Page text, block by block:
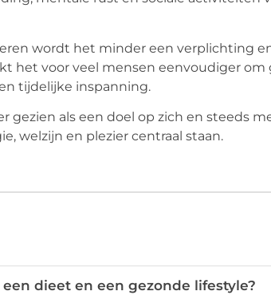
wordt het minder een verplichting
het voor veel mensen eenvoudiger om
tijdelijke inspanning.
als een doel op zich en steeds
welzijn en plezier centraal staan.
dieet en een gezonde lifestyle?